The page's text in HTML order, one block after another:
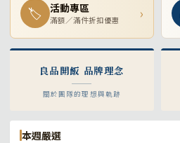
🏷 活動專區
滿額／滿件折扣優惠 ›
良品開飯 品牌理念
關於團隊的理想與軌跡
本週嚴選